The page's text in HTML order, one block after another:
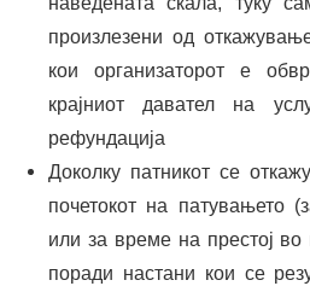
произлезени од
кои организаторот е
крајниот давател на
рефундација
Доколку патникот се
почетокот на патувањето
или за време на престој
поради настани кои се